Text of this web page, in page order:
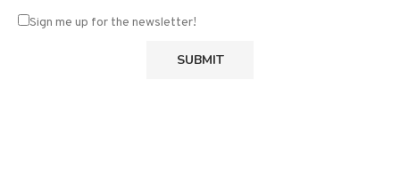
Sign me up for the newsletter!